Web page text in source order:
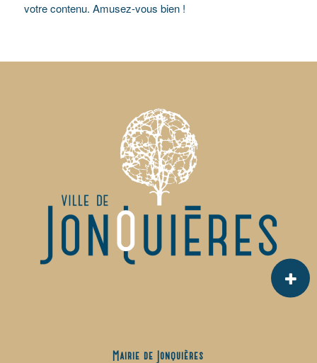
votre contenu. Amusez-vous bien !
Mairie de Jonquières